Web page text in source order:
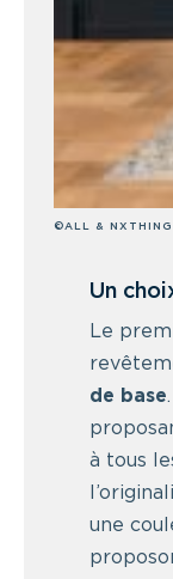
©ALL & NXTHING
Un
Le
de base
à tous
une